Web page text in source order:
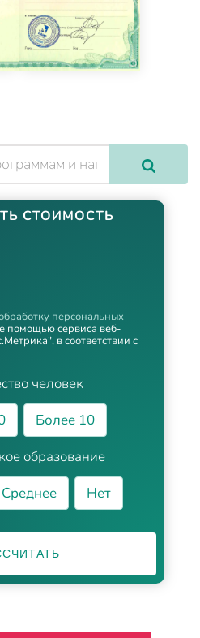
СТОИМОСТЬ
человек
Более 10
образование
Среднее Нет
персональных
помощью сервиса веб-
в соответствии с